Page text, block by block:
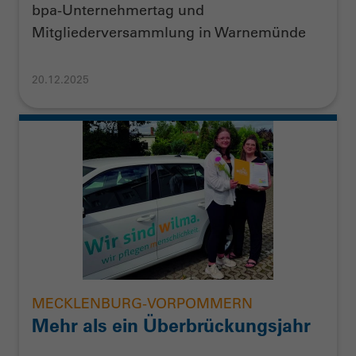
bpa-Unternehmertag und
Mitgliederversammlung in Warnemünde
20.12.2025
MECKLENBURG-VORPOMMERN
Mehr als ein Überbrückungsjahr